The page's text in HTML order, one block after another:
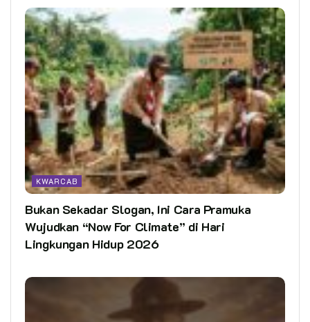
KWARCAB
Bukan Sekadar Slogan, Ini Cara Pramuka
Wujudkan “Now For Climate” di Hari
Lingkungan Hidup 2026